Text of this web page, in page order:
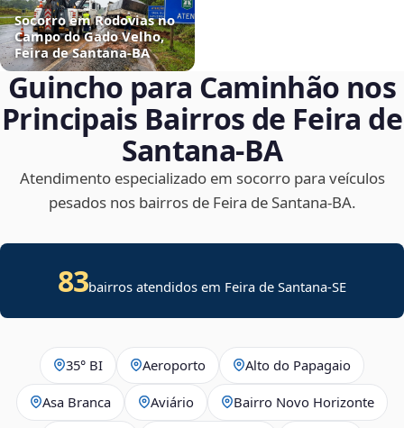
Socorro em Rodovias no
Campo do Gado Velho,
Feira de Santana‑BA
Guincho para Caminhão nos
Principais Bairros de Feira de
Santana‑BA
Atendimento especializado em socorro para veículos
pesados nos bairros de Feira de Santana‑BA.
83bairros atendidos em Feira de Santana-SE
35° BI Aeroporto Alto do Papagaio
Asa Branca Aviário Bairro Novo Horizonte